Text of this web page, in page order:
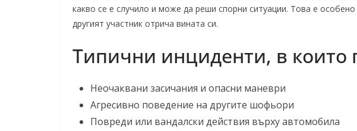
какво се е случило и може да реши спорни ситуации. Това е
другият участник отрича вината си.
Типични инциденти, в които
Неочаквани засичания и опасни маневри
Агресивно поведение на другите шофьори
Повреди или вандалски действия върху автомобила